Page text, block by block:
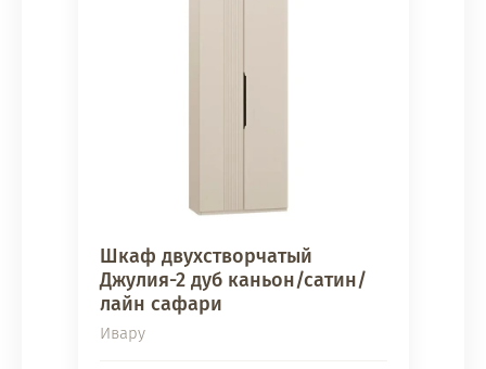
Шкаф двухстворчатый
Джулия-2 дуб каньон/сатин/
лайн сафари
Ивару